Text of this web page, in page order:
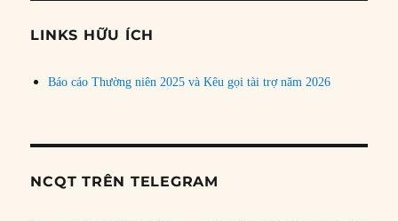
đề
LINKS HỮU ÍCH
Báo cáo Thường niên 2025 và Kêu gọi tài trợ năm 2026
NCQT TRÊN TELEGRAM